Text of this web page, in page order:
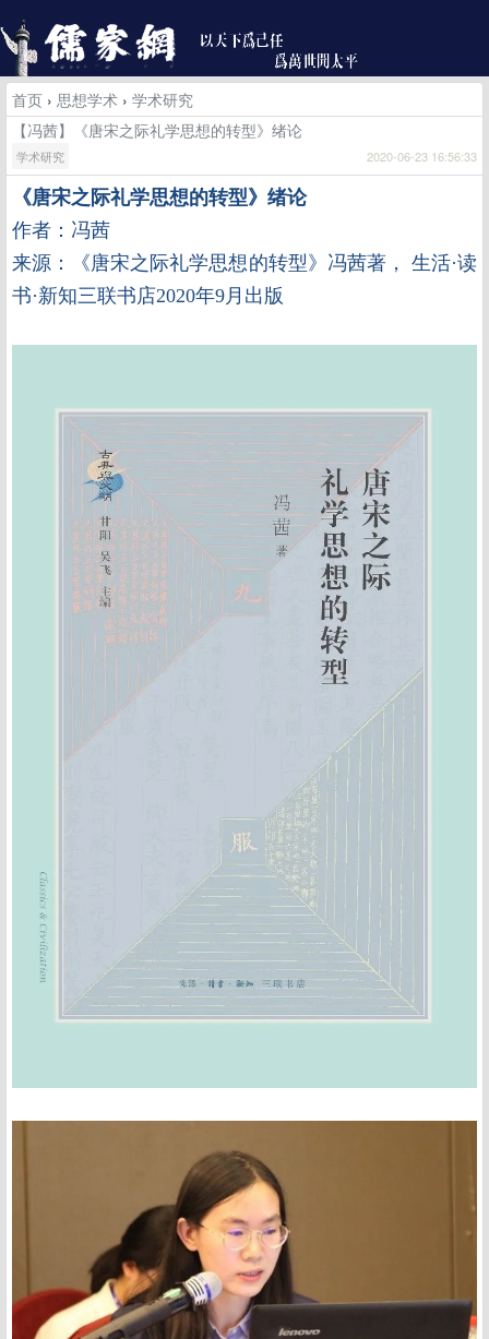
首页 › 思想学术 › 学术研究
【冯茜】《唐宋之际礼学思想的转型》绪论
学术研究 2020-06-23 16:56:33
《唐宋之际礼学思想的转型》绪论
作者：冯茜
来源：《唐宋之际礼学思想的转型》冯茜著， 生活·读
书·新知三联书店2020年9月出版